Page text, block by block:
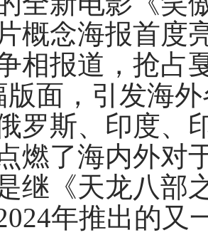
概念海报首度
相报道，抢占
版面，引发海
罗斯、印度、
燃了海内外对
继《天龙八部
年推出的又